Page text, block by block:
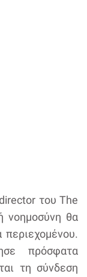
του The
νοημοσύνη θα
πρόσφατα
τη σύνδεση